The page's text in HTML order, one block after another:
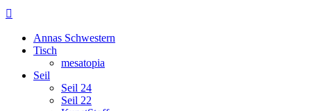

Annas Schwestern
Tisch
mesatopia
Seil
Seil 24
Seil 22